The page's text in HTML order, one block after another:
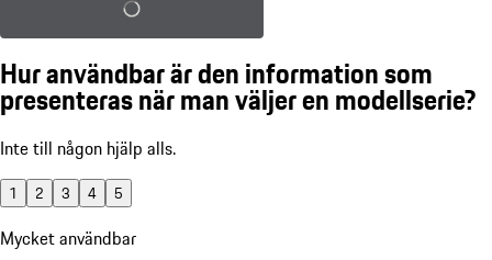
Ladda sparad konfiguration
Hur användbar är den information som
presenteras när man väljer en modellserie?
Inte till någon hjälp alls.
1 2 3 4 5
Mycket användbar